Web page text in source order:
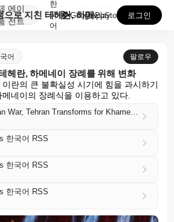
에이
전트
이란 전쟁으로 지친 테헤란, 하메네이 장례를 위해 변화
한
국
어
GooglePlay
AppStore 로그인
어 팔로우
헤란, 하메네이 장례를 위해 변화
란의 큰 불확실성 시기에 힘을 과시하기
네이의 장례식을 이용하고 있다.
Exhausted by Iran War, Tehran Transforms for Khamenei’s Funeral
한국어 RSS
한국어 RSS
한국어 RSS